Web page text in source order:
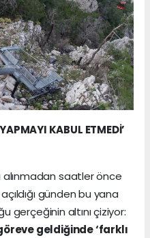
KABUL ETMEDİ’
alınmadan saatler önce
günden bu yana
gerçeğinin altını çiziyor:
geldiğinde ‘farklı